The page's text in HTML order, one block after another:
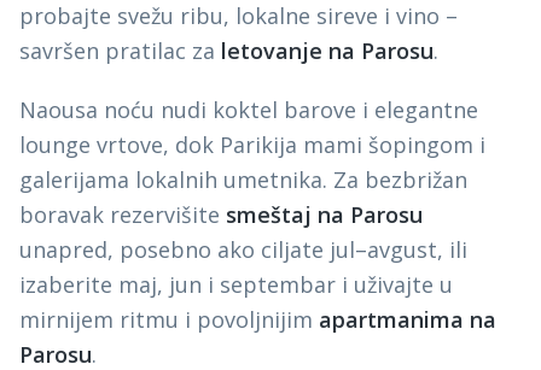
probajte svežu ribu, lokalne sireve i vino –
savršen pratilac za letovanje na Parosu.
Naousa noću nudi koktel barove i elegantne
lounge vrtove, dok Parikija mami šopingom i
galerijama lokalnih umetnika. Za bezbrižan
boravak rezervišite smeštaj na Parosu
unapred, posebno ako ciljate jul–avgust, ili
izaberite maj, jun i septembar i uživajte u
mirnijem ritmu i povoljnijim apartmanima na
Parosu.